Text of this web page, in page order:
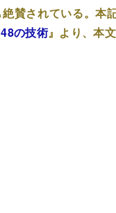
賛されている。本
の技術』より、本